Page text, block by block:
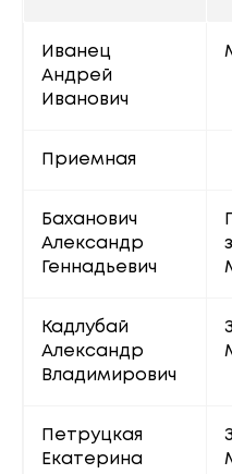
Иванец
Андрей
Иванович
Приемная
Баханович
Александр
Геннадьевич
Кадлубай
Александр
Владимирович
Петруцкая
Екатерина